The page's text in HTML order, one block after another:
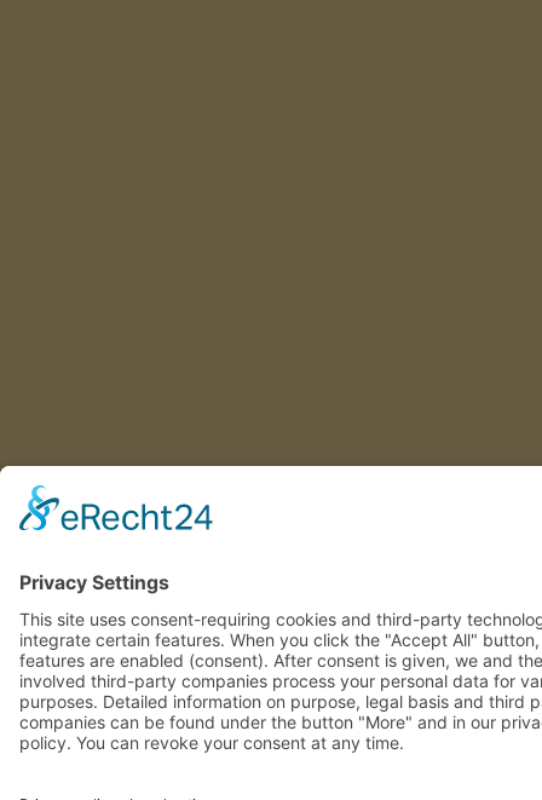
This site uses consent-requiring cookies and third-party
to integrate certain features. When you click the "Accept All"
these features are enabled (consent). After consent is given, we
the involved third-party companies process your personal data